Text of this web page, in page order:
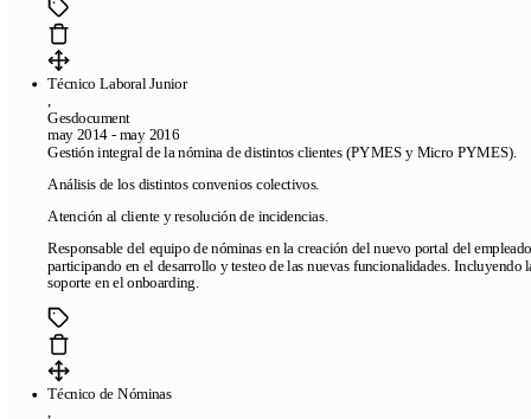
Técnico Laboral Junior
,
Gesdocument
may 2014 - may 2016
Gestión integral de la nómina de distintos clientes (PYMES y Micro PYMES).
Análisis de los distintos convenios colectivos.
Atención al cliente y resolución de incidencias.
Responsable del equipo de nóminas en la creación del nuevo portal del
participando en el desarrollo y testeo de las nuevas funcionalidades. Incluyendo
soporte en el onboarding.
Técnico de Nóminas